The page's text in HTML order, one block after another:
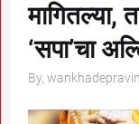
मागितल्या,
‘सपा’चा
By, wankhadepravin